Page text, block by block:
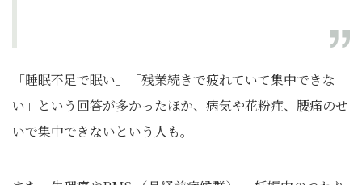
「睡眠不足で眠い」「残業続きで疲れていて集中できな
い」という回答が多かったほか、病気や花粉症、腰痛のせ
いで集中できないという人も。